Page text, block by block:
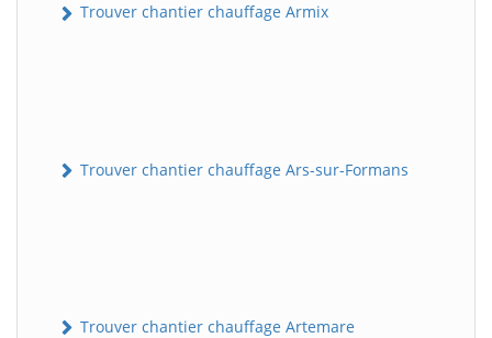
Trouver chantier chauffage Armix
Trouver chantier chauffage Ars-sur-Formans
Trouver chantier chauffage Artemare